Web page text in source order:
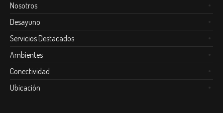
Nosotros
Desayuno
Servicios Destacados
Ambientes
Conectividad
Ubicación